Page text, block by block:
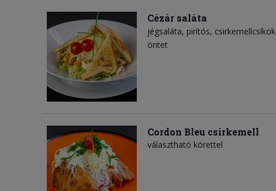
Cézár saláta
jégsaláta pirítós csirkemellcsíkok
öntet
Cordon Bleu csirkemell
választható körettel